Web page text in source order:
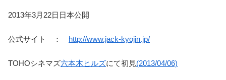
2013年3月22日日本公開
公式サイト ： http://www.jack-kyojin.jp/
TOHOシネマズ六本木ヒルズにて初見(2013/04/06)